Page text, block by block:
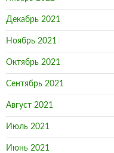
Декабрь 2021
Ноябрь 2021
Октябрь 2021
Сентябрь 2021
Август 2021
Июль 2021
Июнь 2021